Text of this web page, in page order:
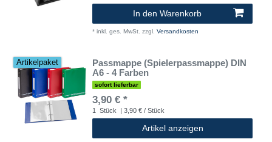
In den Warenkorb
* inkl. ges. MwSt. zzgl. Versandkosten
Artikelpaket
Passmappe (Spielerpassmappe) DIN
A6 - 4 Farben
sofort lieferbar
3,90 € *
1 Stück | 3,90 € / Stück
Artikel anzeigen